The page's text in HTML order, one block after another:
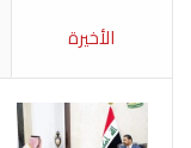
الأخيرة